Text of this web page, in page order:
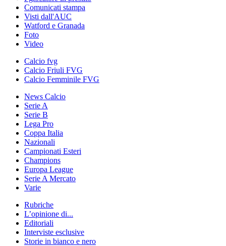
Comunicati stampa
Visti dall'AUC
Watford e Granada
Foto
Video
Calcio fvg
Calcio Friuli FVG
Calcio Femminile FVG
News Calcio
Serie A
Serie B
Lega Pro
Coppa Italia
Nazionali
Campionati Esteri
Champions
Europa League
Serie A Mercato
Varie
Rubriche
L’opinione di...
Editoriali
Interviste esclusive
Storie in bianco e nero